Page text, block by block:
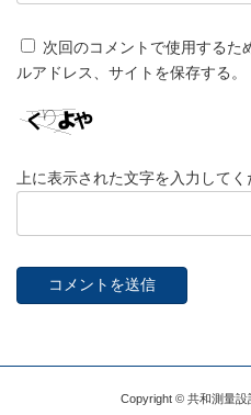
次回のコメントで使用するた
ルアドレス、サイトを保存する。
上に表示された文字を入力してく
Copyright © 共和測量設